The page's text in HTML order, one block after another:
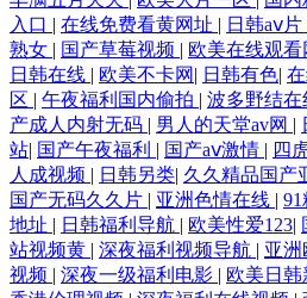
入口 | 在线免费看黄网址 | 日韩aⅴ片
熟女 | 国产草莓视频 | 欧美在线观看
日韩在线 | 欧美不卡网 | 日韩有色|
区 | 午夜福利国内偷拍 | 波多野结在
产成人内射无码 | 男人的天堂av网 |
站| 国产午夜福利 | 国产aⅴ激情 | 四
人成视频 | 日韩另类| 久久精品国产
国产无码久久片 | 亚洲色情在线 |
地址 | 日韩福利导航 | 欧美性爱123|
站视频黄 | 深夜福利视频导航 | 亚洲
视频 | 深夜一级福利电影 | 欧美日韩